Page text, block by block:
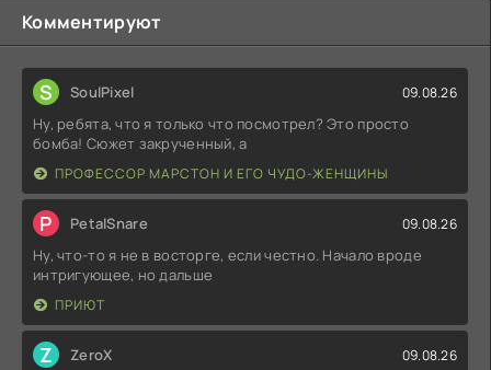
Комментируют
S SoulPixel 09.08.26
Ну, ребята, что я только что посмотрел? Это просто
бомба! Сюжет закрученный, а
ПРОФЕССОР МАРСТОН И ЕГО ЧУДО-ЖЕНЩИНЫ
P PetalSnare 09.08.26
Ну, что-то я не в восторге, если честно. Начало вроде
интригующее, но дальше
ПРИЮТ
Z ZeroX 09.08.26